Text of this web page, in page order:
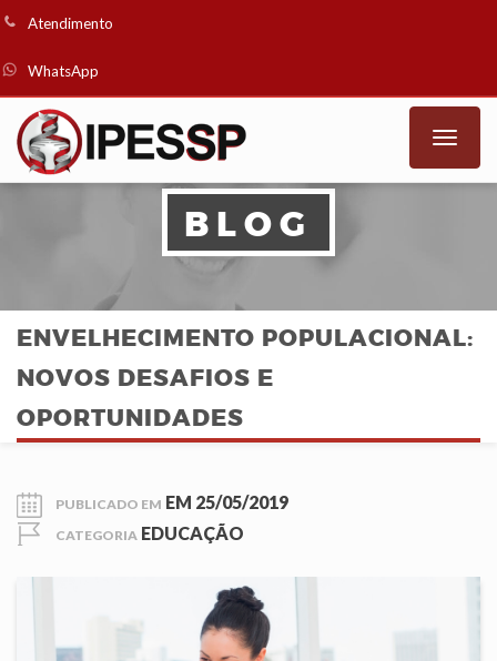
Atendimento
WhatsApp
Toggle
BLOG
ENVELHECIMENTO POPULACIONAL:
NOVOS DESAFIOS E
OPORTUNIDADES
PUBLICADO EM EM 25/05/2019
CATEGORIA EDUCAÇÃO